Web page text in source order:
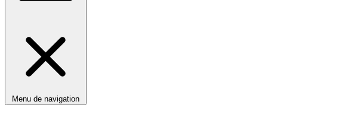
Menu de navigation